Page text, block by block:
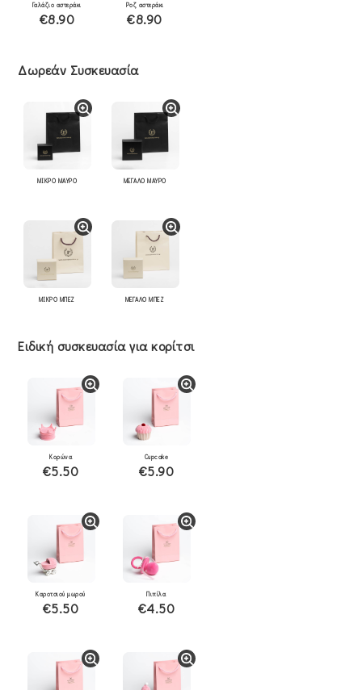
Γαλάζιο αστεράκι
€8.90
Ροζ αστεράκι
€8.90
Δωρεάν Συσκευασία
ΜΙΚΡΟ ΜΑΥΡΟ ΜΕΓΑΛΟ ΜΑΥΡΟ
ΜΙΚΡΟ ΜΠΕΖ ΜΕΓΑΛΟ ΜΠΕΖ
Ειδική συσκευασία για κορίτσι
Κορώνα
€5.50
Cupcake
€5.90
Καροτσιού μωρού
€5.50
Πιπίλα
€4.50